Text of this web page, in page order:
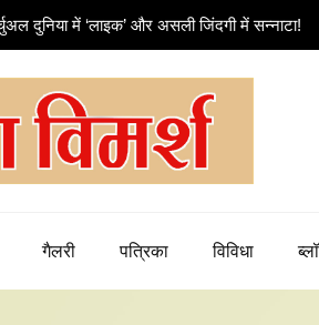
दुनिया में ‘लाइक’ और असली जिंदगी में सन्नाटा!
गैलरी पत्रिका विविधा